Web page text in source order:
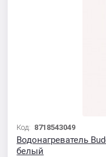
Код: 8718543049
Водонагреватель
белый